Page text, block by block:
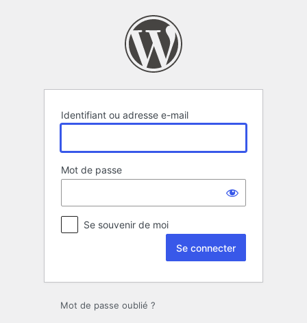
Identifiant ou adresse e-mail
Mot de passe
Se souvenir de moi
Mot de passe oublié ?